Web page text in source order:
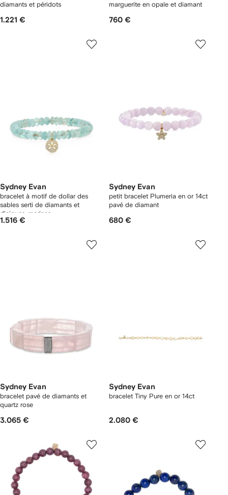
diamants et péridots
1.221 €
marguerite en opale et diamant
760 €
Sydney Evan
bracelet à motif de dollar des
sables serti de diamants et
d'aigues-marines
1.516 €
Sydney Evan
petit bracelet Plumeria en or 14ct
pavé de diamant
680 €
Sydney Evan
bracelet pavé de diamants et
quartz rose
3.065 €
Sydney Evan
bracelet Tiny Pure en or 14ct
2.080 €